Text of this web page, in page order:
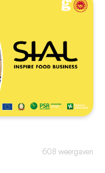
608 weergaven